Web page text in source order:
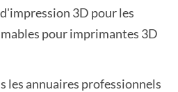
3D pour les
pour imprimantes 3D
les annuaires professionnels